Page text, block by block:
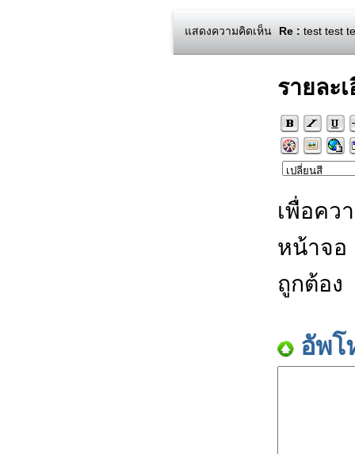
แสดงความคิดเห็น Re : test test
รายละ
เพื่อคว
หน้าจอ
ถูกต้อง
อัพโ